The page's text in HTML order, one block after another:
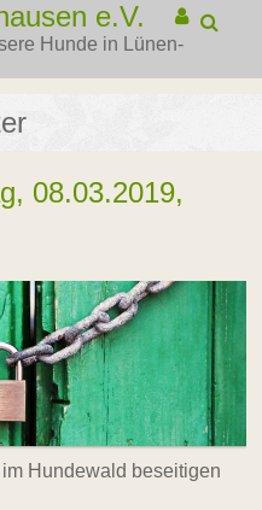
e.V.
Hunde in Lünen-
08.03.2019,
Hundewald beseitigen